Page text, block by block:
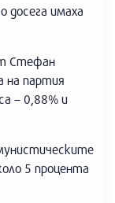
имаха
Стефан
на партия
– 0,88% и
5 процента